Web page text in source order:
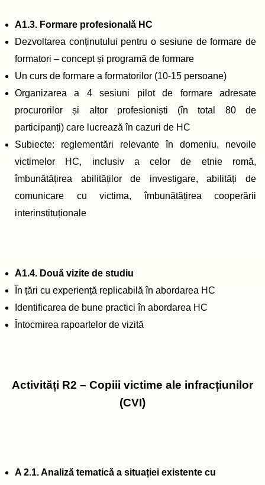
A1.3. Formare profesională HC
Dezvoltarea conținutului pentru o sesiune de formare de
formatori – conceptși programă de formare
Un curs de formare a formatorilor (10-15 persoane)
Organizarea a 4 sesiuni pilot de formare adresate
procurorilor și altor profesioniști (în total 80 de
participanți) care lucrează în cazuri de HC
Subiecte: reglementări relevante în domeniu, nevoile
victimelor HC, inclusiv a celor de etnie romă,
îmbunătățirea abilităților de investigare, abilități de
comunicare cu victima, îmbunătățirea cooperării
interinstituționale
A1.4. Două vizite de studiu
În țări cu experiență replicabilă în abordarea HC
Identificarea de bune practici în abordarea HC
Întocmirea rapoartelor de vizită
Activități R2 – Copiii victime ale infracțiunilor
(CVI)
A 2.1. Analiză tematică a situației existente cu